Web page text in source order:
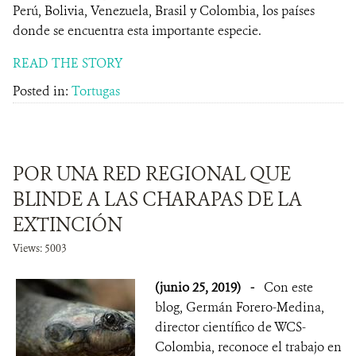
Perú, Bolivia, Venezuela, Brasil y Colombia, los países
donde se encuentra esta importante especie.
READ THE STORY
Posted in: Tortugas
POR UNA RED REGIONAL QUE
BLINDE A LAS CHARAPAS DE LA
EXTINCIÓN
Views: 5003
(junio 25, 2019) - Con este
blog, Germán Forero-Medina,
director científico de WCS-
Colombia, reconoce el trabajo en